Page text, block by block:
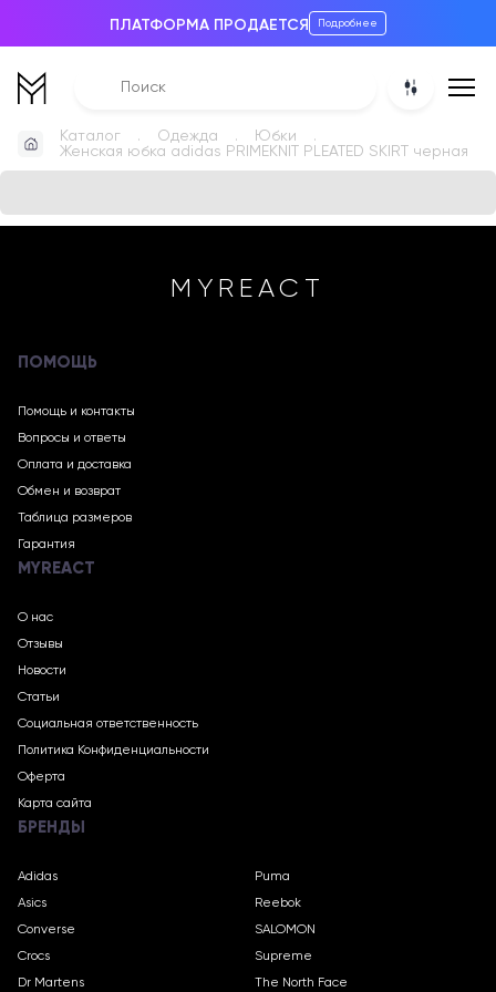
ПЛАТФОРМА ПРОДАЕТСЯ Подробнее
Каталог Одежда
Юбки
Женская юбка adidas PRIMEKNIT PLEATED SKIRT черная
MYREACT
ПОМОЩЬ
Помощь и контакты
Вопросы и ответы
Оплата и доставка
Обмен и возврат
Таблица размеров
Гарантия
MYREACT
О нас
Отзывы
Новости
Статьи
Социальная ответственность
Политика Конфиденциальности
Оферта
Карта сайта
БРЕНДЫ
Adidas
Asics
Converse
Crocs
Dr Martens
Puma
Reebok
SALOMON
Supreme
The North Face